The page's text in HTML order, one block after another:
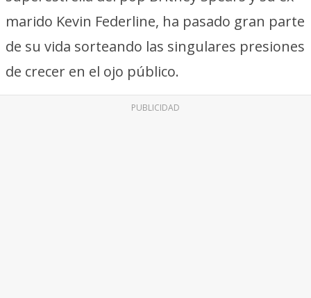
marido Kevin Federline, ha pasado gran parte
de su vida sorteando las singulares presiones
de crecer en el ojo público.
PUBLICIDAD